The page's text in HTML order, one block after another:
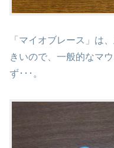
「マイオブレース」は
きいので、一般的なマ
ず･･･。